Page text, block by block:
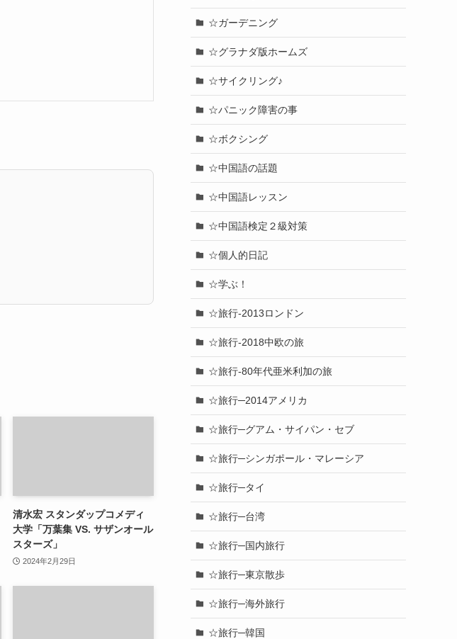
清水宏 スタンダップコメディ
大学「万葉集 VS. サザンオール
スターズ」
2024年2月29日
☆ガーデニング
☆グラナダ版ホームズ
☆サイクリング♪
☆パニック障害の事
☆ボクシング
☆中国語の話題
☆中国語レッスン
☆中国語検定２級対策
☆個人的日記
☆学ぶ！
☆旅行-2013ロンドン
☆旅行-2018中欧の旅
☆旅行-80年代亜米利加の旅
☆旅行─2014アメリカ
☆旅行─グアム・サイパン・セブ
☆旅行─シンガポール・マレーシア
☆旅行─タイ
☆旅行─台湾
☆旅行─国内旅行
☆旅行─東京散歩
☆旅行─海外旅行
☆旅行─韓国